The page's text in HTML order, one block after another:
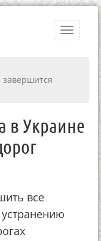
Toggle
завершится
в Украине
все